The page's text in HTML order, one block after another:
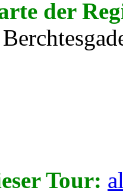
der
Tour: